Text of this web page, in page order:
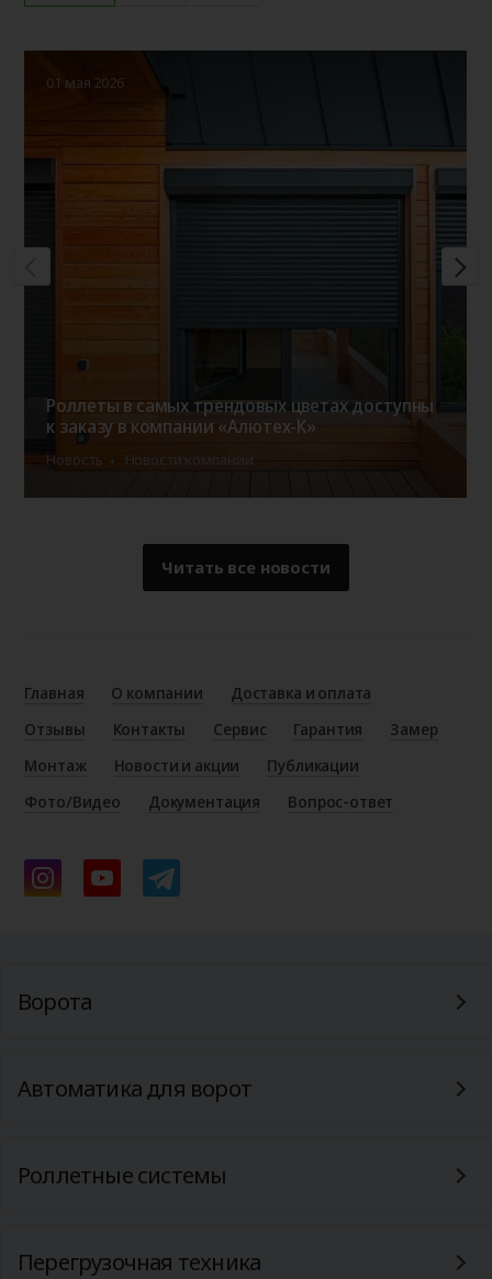
01 мая 2026
Роллеты в самых трендовых цветах доступны
к заказу в компании «Алютех-К»
Новость Новости компании
Читать все новости
Главная О компании
Доставка и оплата
Отзывы
Контакты Сервис Гарантия
Замер
Монтаж
Новости и акции
Публикации
Фото/Видео
Документация Вопрос-ответ
Ворота
Автоматика для ворот
Роллетные системы
Перегрузочная техника